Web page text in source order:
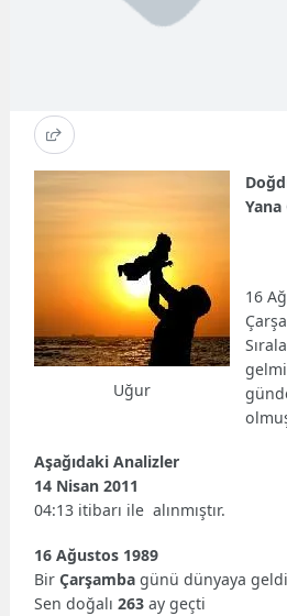
Uğur
16
Aşağıdaki Analizler
14 Nisan 2011
04:13 itibarı ile alınmıştır.
16 Ağustos 1989
BirÇarşamba günü dünyaya
Sen doğalı263 ay geçti